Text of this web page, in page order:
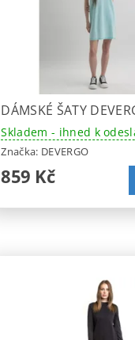
DÁMSKÉ ŠATY
Skladem - ihned k
Značka: DEVERGO
859 Kč